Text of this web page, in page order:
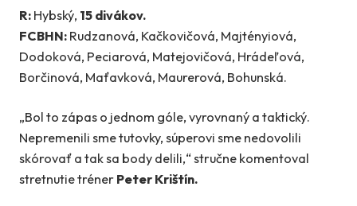
R: Hybský, 15 divákov.
FCBHN: Rudzanová, Kačkovičová, Majtényiová,
Dodoková, Peciarová, Matejovičová, Hrádeľová,
Borčinová, Maťavková, Maurerová, Bohunská.
„Bol to zápas o jednom góle, vyrovnaný a taktický.
Nepremenili sme tutovky, súperovi sme nedovolili
skórovať a tak sa body delili,“ stručne komentoval
stretnutie tréner Peter Krištín.